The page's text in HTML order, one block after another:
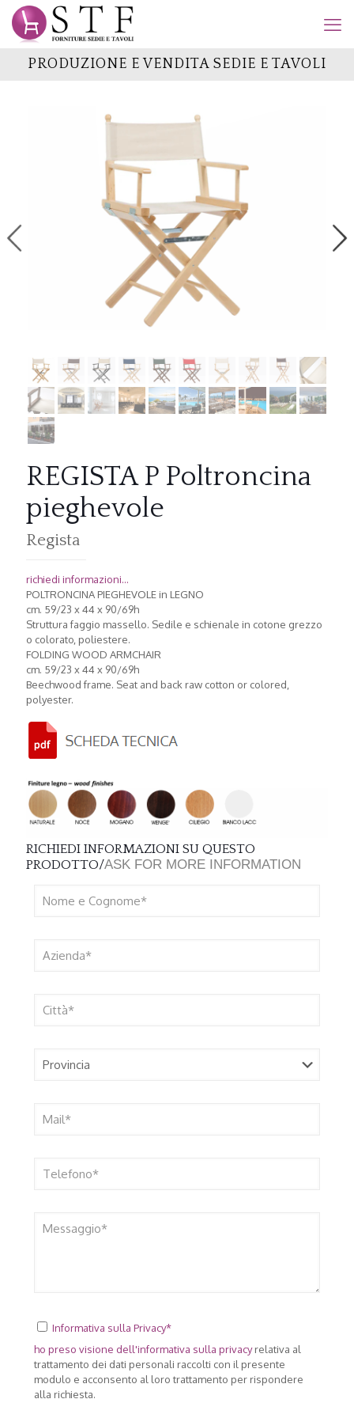
PRODUZIONE E VENDITA SEDIE E TAVOLI
REGISTA P Poltroncina
pieghevole
Regista
richiedi informazioni...
POLTRONCINA PIEGHEVOLE in LEGNO
cm. 59/23 x 44 x 90/69h
Struttura faggio massello. Sedile e schienale in cotone grezzo
o colorato, poliestere.
FOLDING WOOD ARMCHAIR
cm. 59/23 x 44 x 90/69h
Beechwood frame. Seat and back raw cotton or colored,
polyester.
RICHIEDI INFORMAZIONI SU QUESTO
PRODOTTO/ASK FOR MORE INFORMATION
Informativa sulla Privacy*
ho preso visione dell'informativa sulla privacyrelativa al
trattamento dei dati personali raccolti con il presente
modulo e acconsento al loro trattamento per rispondere
alla richiesta.